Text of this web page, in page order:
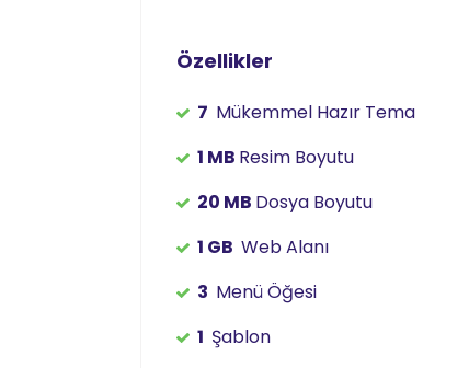
Özellikler
7 Mükemmel Hazır Tema
1 MB Resim Boyutu
20 MB Dosya Boyutu
1 GB Web Alanı
3 Menü Öğesi
1 Şablon